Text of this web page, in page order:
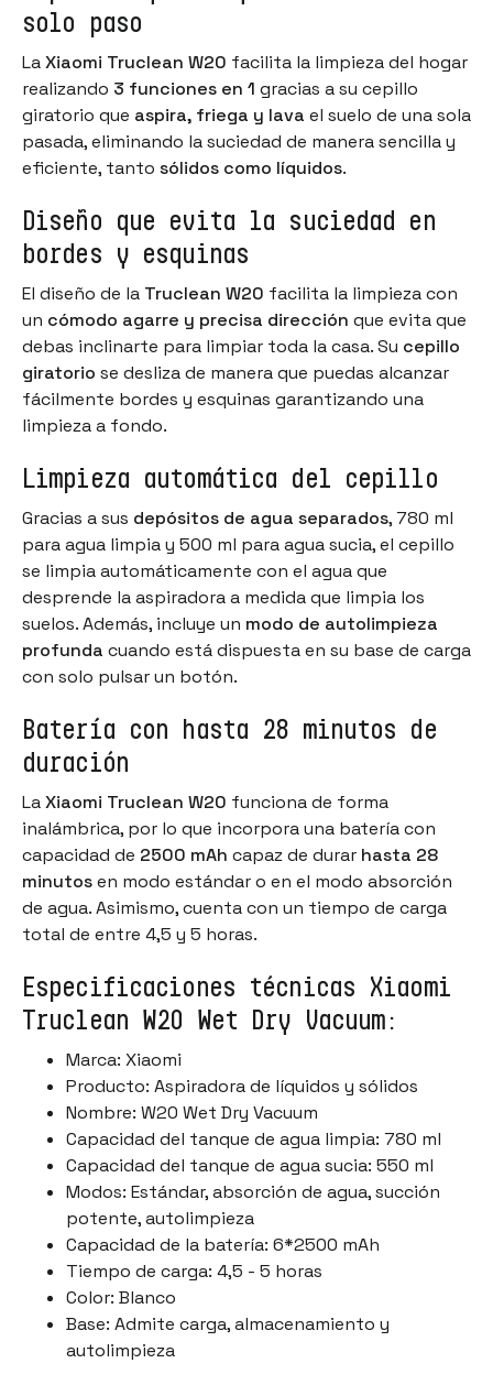
solo paso
LaXiaomi Truclean W20 facilita la limpieza del hogar
realizando 3 funciones en 1 gracias a su cepillo
giratorio que aspira, friega y lava el suelo de una sola
pasada, eliminando la suciedad de manera sencilla y
eficiente, tanto sólidos como líquidos.
Diseño que evita la suciedad en
bordes y esquinas
El diseño de la Truclean W20 facilita la limpieza con
un cómodo agarre y precisa dirección que evita que
debas inclinarte para limpiar toda la casa. Su cepillo
giratorio se desliza de manera que puedas alcanzar
fácilmente bordes y esquinas garantizando una
limpieza a fondo.
Limpieza automática del cepillo
Gracias a sus depósitos de agua separados, 780 ml
para agua limpia y 500 ml para agua sucia, el cepillo
se limpia automáticamente con el agua que
desprende la aspiradora a medida que limpia los
suelos. Además, incluye un modo de autolimpieza
profunda cuando está dispuesta en su base de carga
con solo pulsar un botón.
Batería con hasta 28 minutos de
duración
LaXiaomi Truclean W20 funciona de forma
inalámbrica, por lo que incorpora una batería con
capacidad de 2500 mAh capaz de durar hasta 28
minutosen modo estándar o en el modo absorción
de agua. Asimismo, cuenta con un tiempo de carga
total de entre 4,5 y 5 horas.
Especificaciones técnicas Xiaomi
Truclean W20 Wet Dry Vacuum:
Marca: Xiaomi
Producto: Aspiradora de líquidos y sólidos
Nombre: W20 Wet Dry Vacuum
Capacidad del tanque de agua limpia: 780 ml
Capacidad del tanque de agua sucia: 550 ml
Modos: Estándar, absorción de agua, succión
potente, autolimpieza
Capacidad de la batería: 6*2500 mAh
Tiempo de carga: 4,5 - 5 horas
Color: Blanco
Base: Admite carga, almacenamiento y
autolimpieza